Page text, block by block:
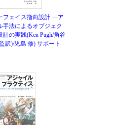
フェイス指向設計 ―ア
手法によるオブジェク
計の実践(Ken Pugh/角谷
訳)/児島 修) サポート